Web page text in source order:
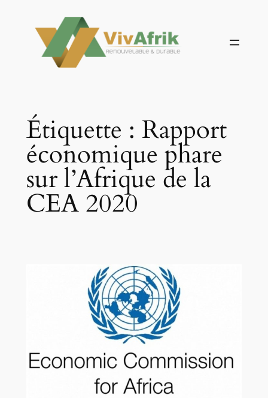
contenu
Étiquette : Rapport
économique phare
sur l’Afrique de la
CEA 2020